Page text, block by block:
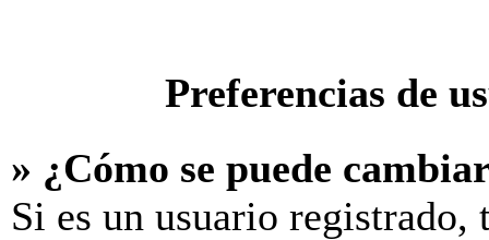
Preferencias de
» ¿Cómo se puede
Si es un usuario